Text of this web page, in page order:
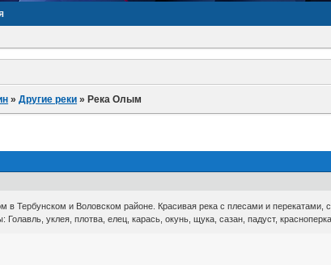
»Другие реки » Река Олым
в Тербунском и Воловском районе. Красивая река с плесами и
уклея, плотва, елец, карась, окунь, щука, сазан, падуст,